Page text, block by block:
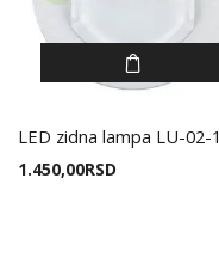
LED zidna lampa LU-02-1
1.450,00RSD